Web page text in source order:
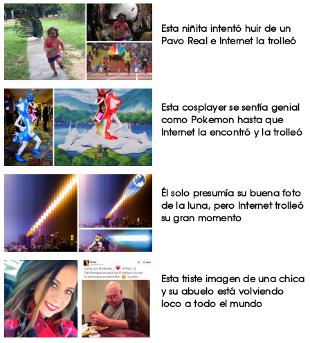
Esta niñita intentó huir de un
Pavo Real e Internet la trolleó
Esta cosplayer se sentía genial
como Pokemon hasta que
Internet la encontró y la trolleó
Él solo presumía su buena foto
de la luna, pero Internet trolleó
su gran momento
Esta triste imagen de una chica
y su abuelo está volviendo
loco a todo el mundo